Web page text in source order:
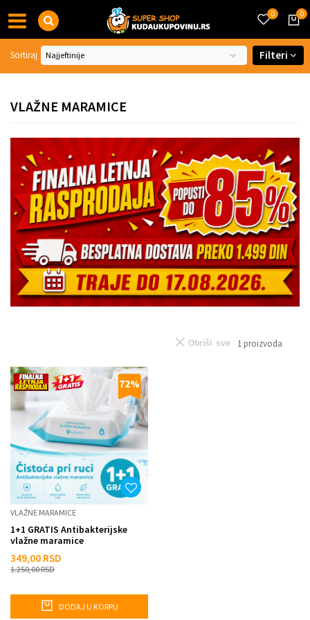
0
0
VLAŽNE MARAMICE
Sortiraj Filteri
1 proizvoda
Obriši sve
72%
VLAŽNE MARAMICE
1+1 GRATIS Antibakterijske
vlažne maramice
349,00 RSD
1.250,00RSD
DODAJ U KORPU